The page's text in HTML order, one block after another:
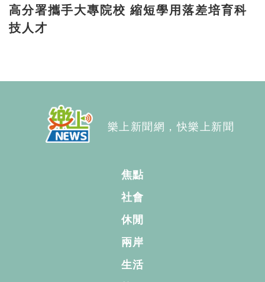
高分署攜手大專院校 縮短學用落差培育科
技人才
樂上新聞網，快樂上新聞
焦點
社會
休閒
兩岸
生活